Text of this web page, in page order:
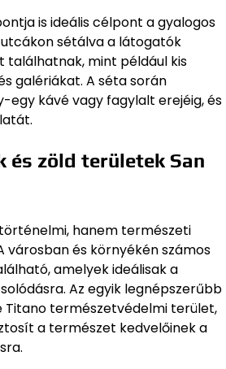
is ideális célpont a gyalogos
utcákon sétálva a látogatók
találhatnak, mint például kis
galériákat. A séta során
egy kávé vagy fagylalt erejéig, és
és zöld területek San
hanem természeti
városban és környékén számos
amelyek ideálisak a
Az egyik legnépszerűbb
Titano természetvédelmi terület,
a természet kedvelőinek a